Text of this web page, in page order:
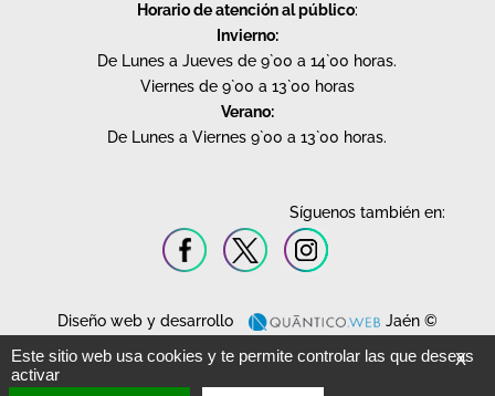
Horario de atención al público:
Invierno:
De Lunes a Jueves de 9`00 a 14`00 horas.
Viernes de 9`00 a 13`00 horas
Verano:
De Lunes a Viernes 9`00 a 13`00 horas.
Síguenos también en:
Diseño web y desarrollo
Jaén ©
X
Este sitio web usa cookies y te permite controlar las que deseas
activar